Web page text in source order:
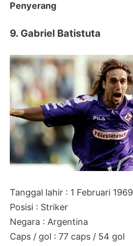
Penyerang
9. Gabriel Batistuta
Tanggal lahir : 1 Februari 1969
Posisi : Striker
Negara : Argentina
Caps / gol : 77 caps / 54 gol